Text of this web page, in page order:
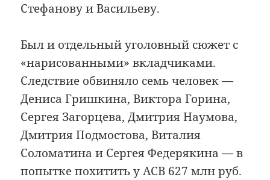
Стефанову и Васильеву.
Был и отдельный уголовный сюжет с
«нарисованными» вкладчиками.
Следствие обвиняло семь человек —
Дениса Гришкина, Виктора Горина,
Сергея Загорцева, Дмитрия Наумова,
Дмитрия Подмостова, Виталия
Соломатина и Сергея Федерякина — в
попытке похитить у АСВ 627 млн руб.